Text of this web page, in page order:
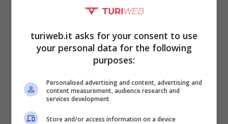
turiweb.it asks for your consent to use
your personal data for the following
purposes:
Personalised advertising and content, advertising and
content measurement, audience research and
services development
Store and/or access information on a device